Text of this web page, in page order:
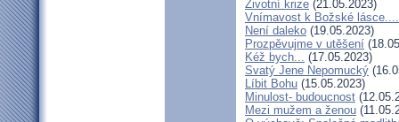
Životní krize (21.05.2023)
Vnímavost k Božské lásce....
Není daleko (19.05.2023)
Prozpěvujme v utěšení
Kéž bych... (17.05.2023)
Svatý Jene Nepomucký
Líbit Bohu (15.05.2023)
Minulost- budoucnost
Mezi mužem a ženou